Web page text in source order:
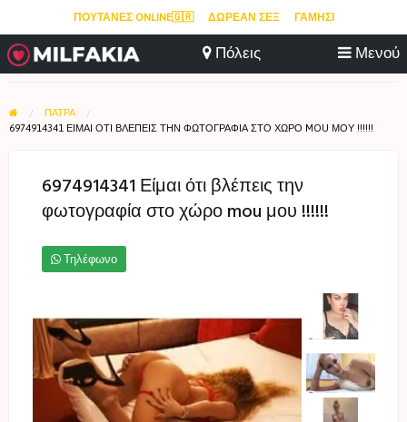
ΠΟΥΤΆΝΕΣ ONLINE🇬🇷 ΔΩΡΕΆΝ ΣΕΞ ΓΑΜΉΣΙ
ΠΆΤΡΑ
6974914341 ΕΊΜΑΙ ΌΤΙ ΒΛΈΠΕΙΣ ΤΗΝ ΦΩΤΟΓΡΑΦΊΑ ΣΤΟ ΧΏΡΟ MOU ΜΟΥ !!!!!!
6974914341 Είμαι ότι βλέπεις την
φωτογραφία στο χώρο mou μου !!!!!!
Τηλέφωνο